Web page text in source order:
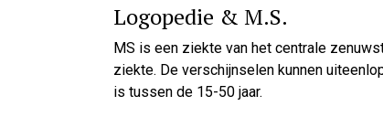
Logopedie & M.S.
MS is een ziekte van het centrale
ziekte. De verschijnselen kunnen
is tussen de 15-50 jaar.